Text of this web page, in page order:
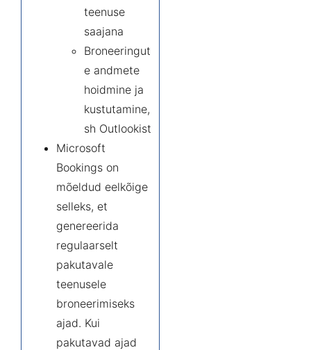
teenuse
saajana
Broneeringut
e andmete
hoidmine ja
kustutamine,
sh Outlookist
Microsoft
Bookings on
mõeldud eelkõige
selleks, et
genereerida
regulaarselt
pakutavale
teenusele
broneerimiseks
ajad. Kui
pakutavad ajad